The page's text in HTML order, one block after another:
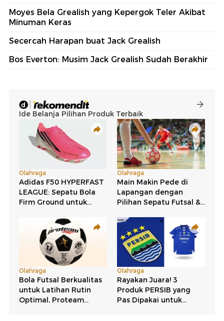
Moyes Bela Grealish yang Kepergok Teler Akibat
Minuman Keras
Secercah Harapan buat Jack Grealish
Bos Everton: Musim Jack Grealish Sudah Berakhir